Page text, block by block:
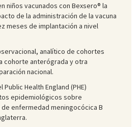
niños vacunados con Bexsero® la
de la administración de la vacuna
meses de implantación a nivel
analítico de cohortes
cohorte anterógrada y otra
nacional.
Public Health England (PHE)
epidemiológicos sobre
enfermedad meningocócica B